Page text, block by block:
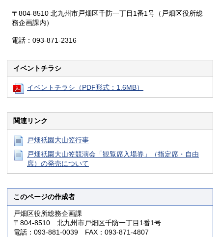
〒804-8510 北九州市戸畑区千防一丁目1番1号（戸畑区役所総
務企画課内）
電話：093-871-2316
イベントチラシ
イベントチラシ（PDF形式：1.6MB）
関連リンク
戸畑祇󠄀園大山笠行事
戸畑祇󠄀園大山笠競演会「観覧席入場券」（指定席・自由
席）の発売について
このページの作成者
戸畑区役所総務企画課
〒804-8510 北九州市戸畑区千防一丁目1番1号
電話：093-881-0039 FAX：093-871-4807